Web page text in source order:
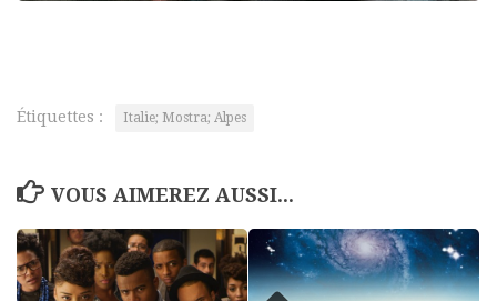
Étiquettes : Italie; Mostra; Alpes
VOUS AIMEREZ AUSSI...